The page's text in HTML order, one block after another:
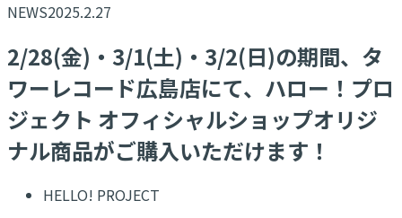
NEWS2025.2.27
2/28(金)・3/1(土)・3/2(日)の期間、タ
ワーレコード広島店にて、ハロー！プロ
ジェクト オフィシャルショップオリジ
ナル商品がご購入いただけます！
HELLO! PROJECT